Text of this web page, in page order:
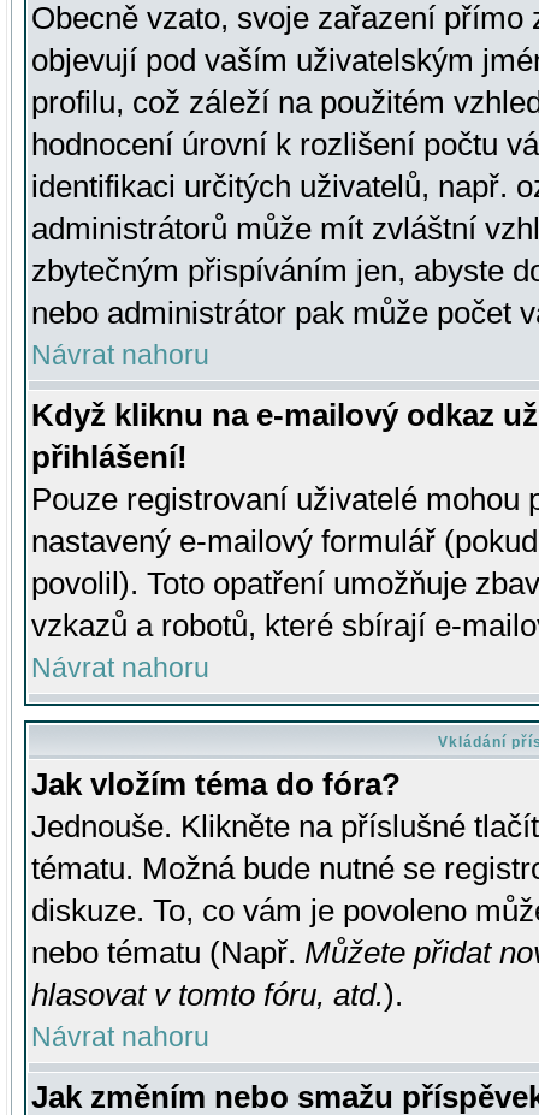
Obecně vzato, svoje zařazení přímo
objevují pod vaším uživatelským
profilu, což záleží na použitém
hodnocení úrovní k rozlišení počtu
identifikaci určitých uživatelů, např.
administrátorů může mít zvláštní
zbytečným přispíváním jen, abyste
nebo administrátor pak může počet
Návrat nahoru
Když kliknu na e-mailový odkaz
přihlášení!
Pouze registrovaní uživatelé mohou
nastavený e-mailový formulář
povolil). Toto opatření umožňuje
vzkazů a robotů, které sbírají e-
Návrat nahoru
Vkládání
Jak vložím téma do fóra?
Jednouše. Klikněte na příslušné
tématu. Možná bude nutné se
diskuze. To, co vám je povoleno
nebo tématu (Např. Můžete přidat
hlasovat v tomto fóru, atd.).
Návrat nahoru
Jak změním nebo smažu